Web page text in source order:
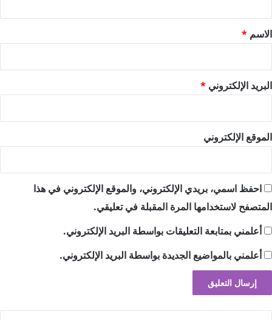
*
الاسم *
البريد الإلكتروني *
الموقع الإلكتروني
احفظ اسمي، بريدي الإلكتروني، والموقع الإلكتروني في هذا
المتصفح لاستخدامها المرة المقبلة في تعليقي.
أعلمني بمتابعة التعليقات بواسطة البريد الإلكتروني.
أعلمني بالمواضيع الجديدة بواسطة البريد الإلكتروني.